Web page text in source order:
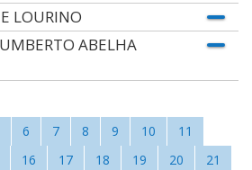
LOURINO
ABELHA
6 7 8 9 10
11
16 17 18 19 20
21